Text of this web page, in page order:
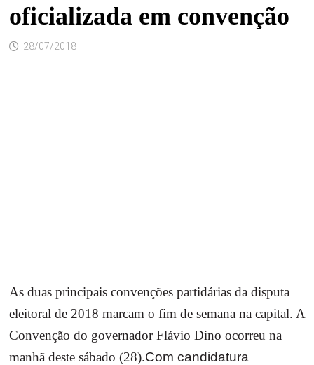
oficializada em convenção
28/07/2018
As duas principais convenções partidárias da disputa
eleitoral de 2018 marcam o fim de semana na capital. A
Convenção do governador Flávio Dino ocorreu na
manhã deste sábado (28).Com candidatura